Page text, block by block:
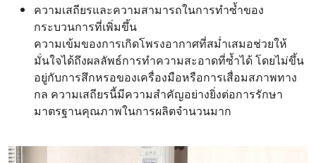
ความเสถียรและความสามารถในการทำซ้ำของ
กระบวนการที่เพิ่มขึ้น
ความเข้มของการเกิดโพรงอากาศที่สม่ำเสมอช่วยให้
มั่นใจได้ถึงผลลัพธ์การทำความสะอาดที่ซ้ำได้ โดยไม่ขึ้น
อยู่กับการสึกหรอของเครื่องมือหรือการเสื่อมสภาพทาง
กล ความเสถียรนี้มีความสำคัญอย่างยิ่งต่อการรักษา
มาตรฐานคุณภาพในการผลิตจำนวนมาก